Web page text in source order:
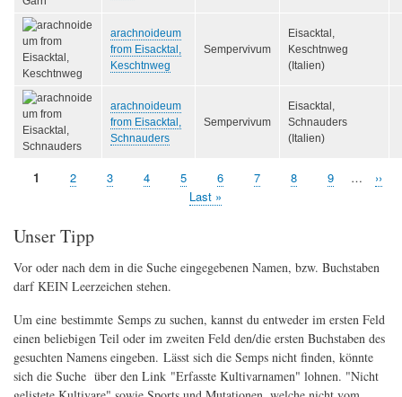
arachnoideum
from Eisacktal,
Keschtnweg
Sempervivum
Eisacktal,
Keschtnweg
(Italien)
arachnoideum
from Eisacktal,
Schnauders
Sempervivum
Eisacktal,
Schnauders
(Italien)
Seitennummerierung
Aktuelle
1 Seite
2 Seite
3 Seite
4 Seite
5 Seite
6 Seite
7 Seite
8 Seite
9 …
››
Letzte
Last »
Unser Tipp
Vor oder nach dem in die Suche eingegebenen Namen, bzw. Buchstaben
darf KEIN Leerzeichen stehen.
Um eine bestimmte Semps zu suchen, kannst du entweder im ersten Feld
einen beliebigen Teil oder im zweiten Feld den/die ersten Buchstaben des
gesuchten Namens eingeben. Lässt sich die Semps nicht finden, könnte
sich die Suche über den Link "Erfasste Kultivarnamen" lohnen. "Nicht